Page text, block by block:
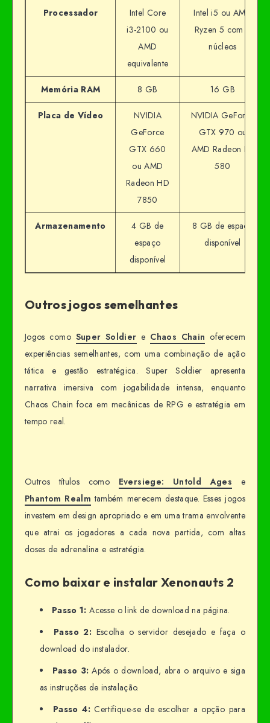
Processador
Intel Core
i3-2100 ou
AMD
equivalente
Intel i5 ou AMD
Ryzen 5 com 4
núcleos
Memória RAM 8 GB 16 GB
Placa de Vídeo
NVIDIA
GeForce
GTX 660
ou AMD
Radeon HD
7850
NVIDIA GeForce
GTX 970 ou
AMD Radeon RX
580
Armazenamento
4 GB de
espaço
disponível
8 GB de espaço
disponível
Outros jogos semelhantes
Jogos como Super Soldier e Chaos Chain oferecem
experiências semelhantes, com uma combinação de ação
tática e gestão estratégica. Super Soldier apresenta
narrativa imersiva com jogabilidade intensa, enquanto
Chaos Chain foca em mecânicas de RPG e estratégia em
tempo real.
Outros títulos como Eversiege: Untold Ages e
Phantom Realm também merecem destaque. Esses jogos
investem em design apropriado e em uma trama envolvente
que atrai os jogadores a cada nova partida, com altas
doses de adrenalina e estratégia.
Como baixar e instalar Xenonauts 2
Passo 1: Acesse o link de download na página.
Passo 2: Escolha o servidor desejado e faça o
download do instalador.
Passo 3: Após o download, abra o arquivo e siga
as instruções de instalação.
Passo 4:Certifique-se de escolher a opção para